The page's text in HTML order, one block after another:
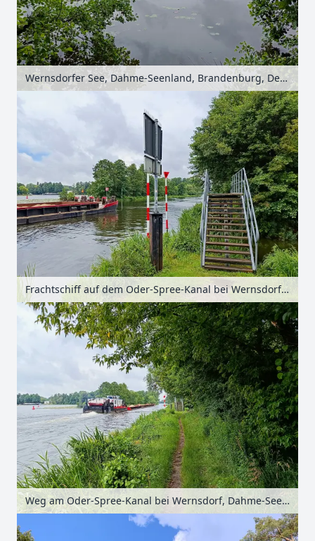
Wernsdorfer See, Dahme-Seenland, Brandenburg, Deutschland
Frachtschiff auf dem Oder-Spree-Kanal bei Wernsdorf, Dahme-Seenland, Brandenburg, Deutschland
Weg am Oder-Spree-Kanal bei Wernsdorf, Dahme-Seenland, Brandenburg, Deutschland